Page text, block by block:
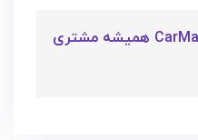
دامنه‌ای مثل CarMarketCenter.ir همیشه مشتری